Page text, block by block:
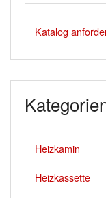
Katalog
Heizkamin
Heizkassette